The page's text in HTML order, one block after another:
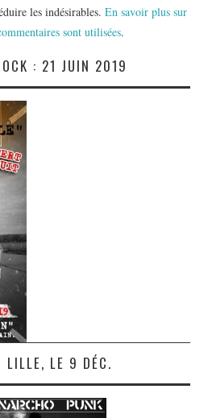
les indésirables.En savoir plus sur
sont utilisées.
: 21 JUIN 2019
LILLE, LE 9 DÉC.